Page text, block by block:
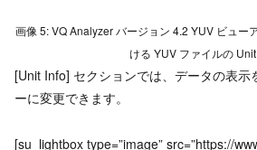
画像 5: VQ Analyzer バージョン 4.2 YUV ビュー
ける YUV ファイルの
[Unit Info] セクションでは、データの表示
ーに変更できます。
[su_lightbox type=”image” src=”https://